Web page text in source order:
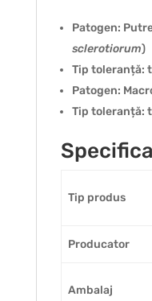
Patogen:
sclerotiorum)
Tip toleranță:
Patogen:
Tip toleranță:
Tip produs
Producator
Ambalaj